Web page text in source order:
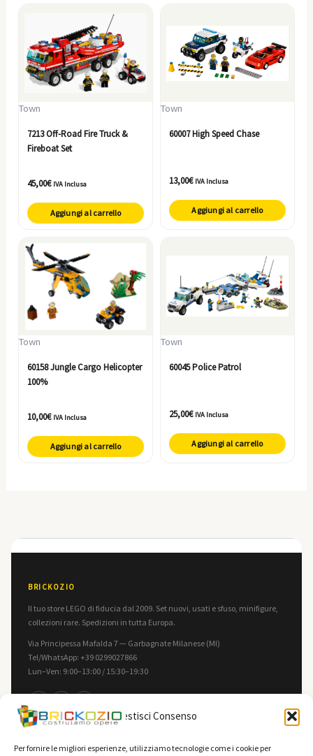
Gestisci Consenso
Per fornire le migliori esperienze, utilizziamo tecnologie come i cookie per
Town
7213 Off-Road Fire Truck &
Fireboat Set
45,00€ IVA Inclusa
Aggiungi al carrello
Town
60007 High Speed Chase
13,00€ IVA Inclusa
Aggiungi al carrello
Town
60158 Jungle Cargo Helicopter
100%
10,00€ IVA Inclusa
Aggiungi al carrello
Town
60045 Police Patrol
25,00€ IVA Inclusa
Aggiungi al carrello
BRICKOZIO
Il tuo store LEGO di fiducia dal 2009. Set nuovi, usati e sfuso, minifigure,
collezioni rare. Spedizioni in tutta Europa.
Via Principessa Mafalda 7 — Garbagnate Milanese (MI)
Tel/WhatsApp: +39 0299027866
Lun–Ven: 9:00–13:00 / 15:30–19:30
INFORMAZIONI LEGALE